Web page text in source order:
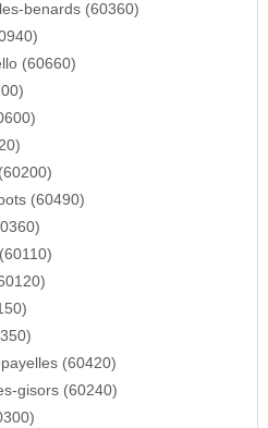
benards (60360)
(60660)
(60490)
(60420)
gisors (60240)